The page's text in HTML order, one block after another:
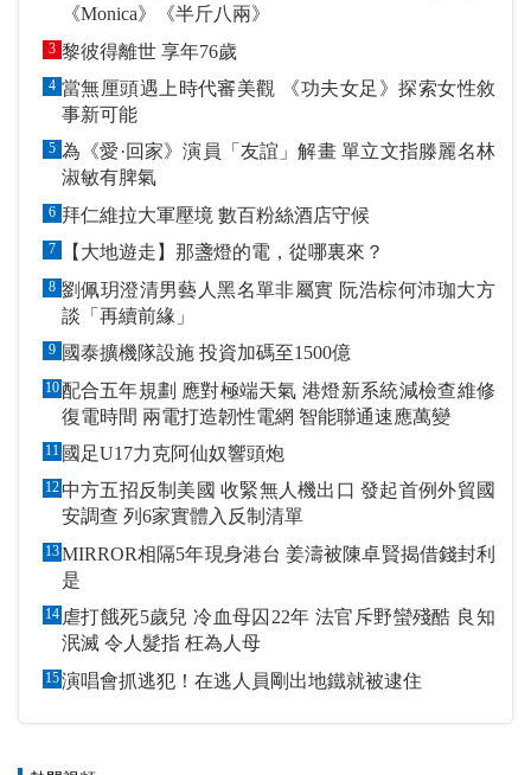
《Monica》《半斤八兩》
3 黎彼得離世 享年76歲
4 當無厘頭遇上時代審美觀 《功夫女足》探索女性敘
事新可能
5 為《愛·回家》演員「友誼」解畫 單立文指滕麗名林
淑敏有脾氣
6 拜仁維拉大軍壓境 數百粉絲酒店守候
7 【大地遊走】那盞燈的電，從哪裏來？
8 劉佩玥澄清男藝人黑名單非屬實 阮浩棕何沛珈大方
談「再續前緣」
9 國泰擴機隊設施 投資加碼至1500億
10 配合五年規劃 應對極端天氣 港燈新系統減檢查維修
復電時間 兩電打造韌性電網 智能聯通速應萬變
11 國足U17力克阿仙奴響頭炮
12 中方五招反制美國 收緊無人機出口 發起首例外貿國
安調查 列6家實體入反制清單
13MIRROR相隔5年現身港台 姜濤被陳卓賢揭借錢封利
是
14 虐打餓死5歲兒 冷血母囚22年 法官斥野蠻殘酷 良知
泯滅 令人髮指 枉為人母
15演唱會抓逃犯！在逃人員剛出地鐵就被逮住